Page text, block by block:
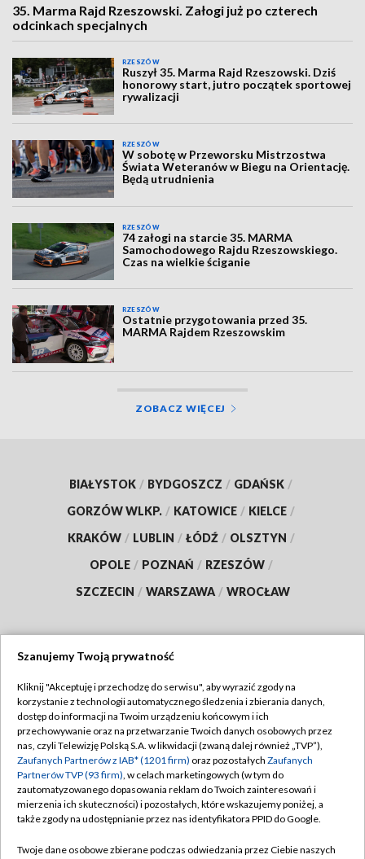
35. Marma Rajd Rzeszowski. Załogi już po czterech
odcinkach specjalnych
RZESZÓW
Ruszył 35. Marma Rajd Rzeszowski. Dziś
honorowy start, jutro początek sportowej
rywalizacji
RZESZÓW
W sobotę w Przeworsku Mistrzostwa
Świata Weteranów w Biegu na Orientację.
Będą utrudnienia
RZESZÓW
74 załogi na starcie 35. MARMA
Samochodowego Rajdu Rzeszowskiego.
Czas na wielkie ściganie
RZESZÓW
Ostatnie przygotowania przed 35.
MARMA Rajdem Rzeszowskim
ZOBACZ WIĘCEJ
BIAŁYSTOK / BYDGOSZCZ / GDAŃSK /
GORZÓW WLKP. / KATOWICE / KIELCE /
KRAKÓW / LUBLIN / ŁÓDŹ / OLSZTYN /
OPOLE / POZNAŃ / RZESZÓW /
SZCZECIN / WARSZAWA / WROCŁAW
TVP
Abonament TVP
Emisja w TVP
Centrum informacji TVP
Naziemna Telewizja Cyfrowa
Regulamin TVP
Polityka prywatności
Moje zgody
Pomoc
Szanujemy Twoją prywatność
Kliknij "Akceptuję i przechodzę do serwisu", aby wyrazić zgody na
korzystanie z technologii automatycznego śledzenia i zbierania danych,
dostęp do informacji na Twoim urządzeniu końcowym i ich
przechowywanie oraz na przetwarzanie Twoich danych osobowych przez
nas, czyli Telewizję Polską S.A. w likwidacji (zwaną dalej również „TVP”),
Zaufanych Partnerów z IAB* (1201 firm) oraz pozostałych Zaufanych
Partnerów TVP (93 firm), w celach marketingowych (w tym do
zautomatyzowanego dopasowania reklam do Twoich zainteresowań i
mierzenia ich skuteczności) i pozostałych, które wskazujemy poniżej, a
także zgody na udostępnianie przez nas identyfikatora PPID do Google.
Twoje dane osobowe zbierane podczas odwiedzania przez Ciebie naszych